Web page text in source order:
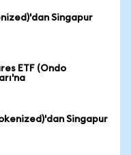
Singapur
ETF (Ondo
Singapur